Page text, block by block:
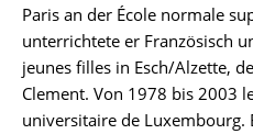
Paris an der École normale
unterrichtete er Französisch
jeunes filles in Esch/Alzette,
Clement. Von 1978 bis 2003
universitaire de